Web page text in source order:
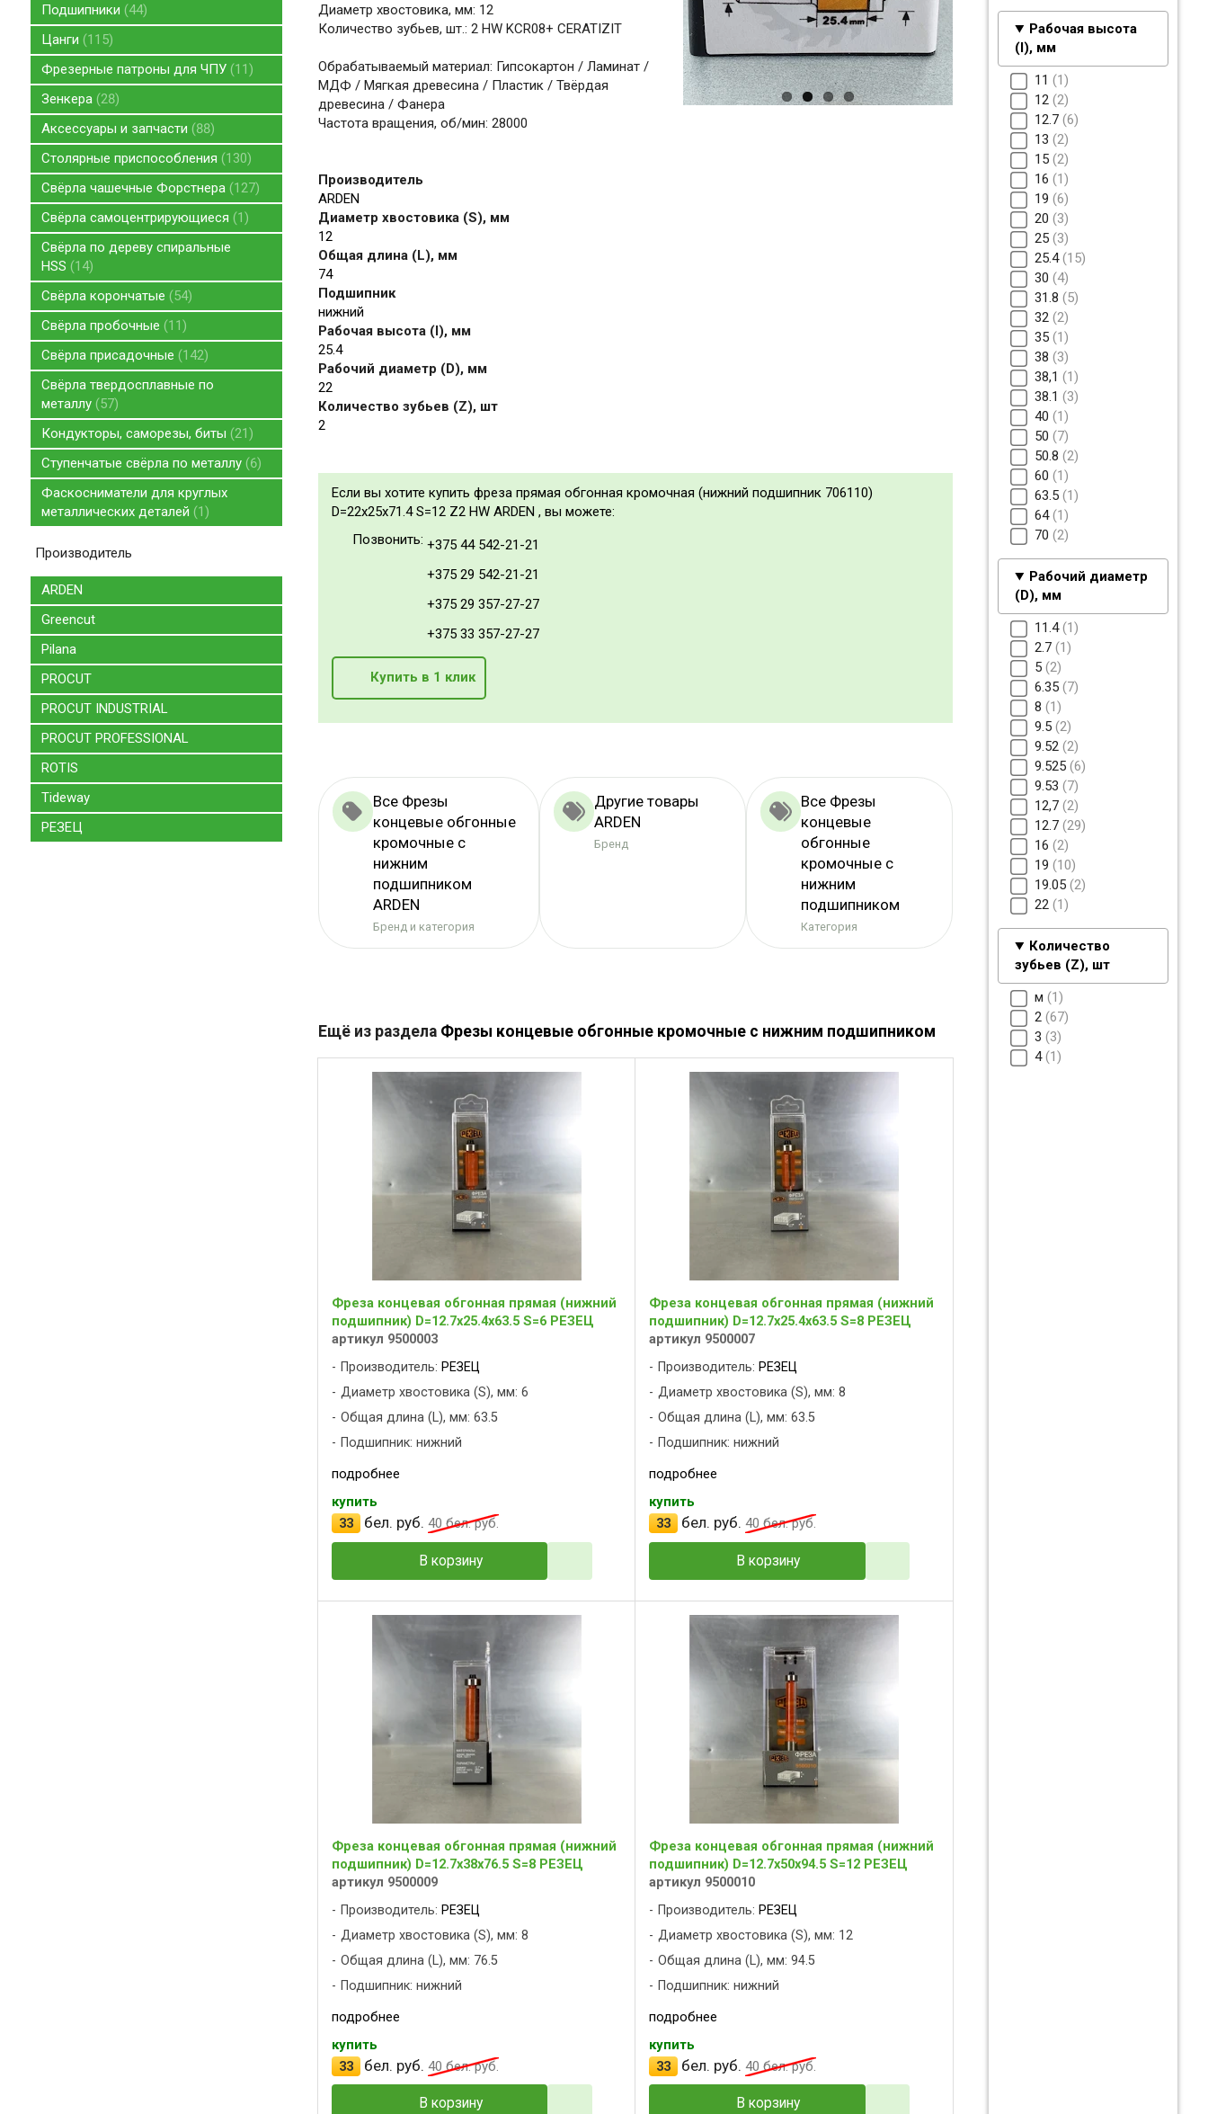
Подшипники 44
Цанги 115
Фрезерные патроны для ЧПУ 11
Зенкера 28
Аксессуары и запчасти 88
Столярные приспособления 130
Свёрла чашечные Форстнера 127
Свёрла самоцентрирующиеся 1
Свёрла по дереву спиральные
HSS 14
Свёрла корончатые 54
Свёрла пробочные 11
Свёрла присадочные 142
Свёрла твердосплавные по
металлу 57
Кондукторы, саморезы, биты 21
Ступенчатые свёрла по металлу 6
Фаскосниматели для круглых
металлических деталей 1
Производитель
ARDEN
Greencut
Pilana
PROCUT
PROCUT INDUSTRIAL
PROCUT PROFESSIONAL
ROTIS
Tideway
РЕЗЕЦ
Рабочая высота
(I), мм
11 1
12 2
12.7 6
13 2
15 2
16 1
19 6
20 3
25 3
25.4 15
30 4
31.8 5
32 2
35 1
38 3
38,1 1
38.1 3
40 1
50 7
50.8 2
60 1
63.5 1
64 1
70 2
Рабочий диаметр
(D), мм
11.4 1
2.7 1
5 2
6.35 7
8 1
9.5 2
9.52 2
9.525 6
9.53 7
12,7 2
12.7 29
16 2
19 10
19.05 2
22 1
Количество
зубьев (Z), шт
м 1
2 67
3 3
4 1
Диаметр хвостовика, мм: 12
Количество зубьев, шт.: 2 HW KCR08+ CERATIZIT
Обрабатываемый материал: Гипсокартон / Ламинат /
МДФ / Мягкая древесина / Пластик / Твёрдая
древесина / Фанера
Частота вращения, об/мин: 28000
Производитель
ARDEN
Диаметр хвостовика (S), мм
12
Общая длина (L), мм
74
Подшипник
нижний
Рабочая высота (I), мм
25.4
Рабочий диаметр (D), мм
22
Количество зубьев (Z), шт
2
Если вы хотите купить фреза прямая обгонная кромочная (нижний подшипник 706110)
D=22x25x71.4 S=12 Z2 HW ARDEN , вы можете:
Позвонить: +375 44 542-21-21
+375 29 542-21-21
+375 29 357-27-27
+375 33 357-27-27
Купить в 1 клик
Все Фрезы
концевые обгонные
кромочные с
нижним
подшипником
ARDEN
Бренд и категория
Другие товары
ARDEN
Бренд
Все Фрезы
концевые
обгонные
кромочные с
нижним
подшипником
Категория
Ещё из раздела Фрезы концевые обгонные кромочные с нижним подшипником
Фреза концевая обгонная прямая (нижний
подшипник) D=12.7x25.4x63.5 S=6 РЕЗЕЦ
артикул 9500003
Производитель: РЕЗЕЦ
Диаметр хвостовика (S), мм: 6
Общая длина (L), мм: 63.5
Подшипник: нижний
подробнее
купить
33 бел. руб. 40бел. руб.
В корзину
Фреза концевая обгонная прямая (нижний
подшипник) D=12.7x25.4x63.5 S=8 РЕЗЕЦ
артикул 9500007
Производитель: РЕЗЕЦ
Диаметр хвостовика (S), мм: 8
Общая длина (L), мм: 63.5
Подшипник: нижний
подробнее
купить
33
бел. руб. 40бел. руб.
В корзину
Фреза концевая обгонная прямая (нижний
подшипник) D=12.7x38x76.5 S=8 РЕЗЕЦ
артикул 9500009
Производитель: РЕЗЕЦ
Диаметр хвостовика (S), мм: 8
Общая длина (L), мм: 76.5
Подшипник: нижний
подробнее
купить
33 бел. руб. 40бел. руб.
В корзину
Фреза концевая обгонная прямая (нижний
подшипник) D=12.7x50x94.5 S=12 РЕЗЕЦ
артикул 9500010
Производитель: РЕЗЕЦ
Диаметр хвостовика (S), мм: 12
Общая длина (L), мм: 94.5
Подшипник: нижний
подробнее
купить
33
бел. руб. 40бел. руб.
В корзину